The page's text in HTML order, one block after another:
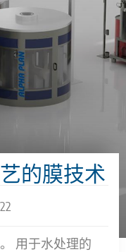
的膜技术
用于水处理的